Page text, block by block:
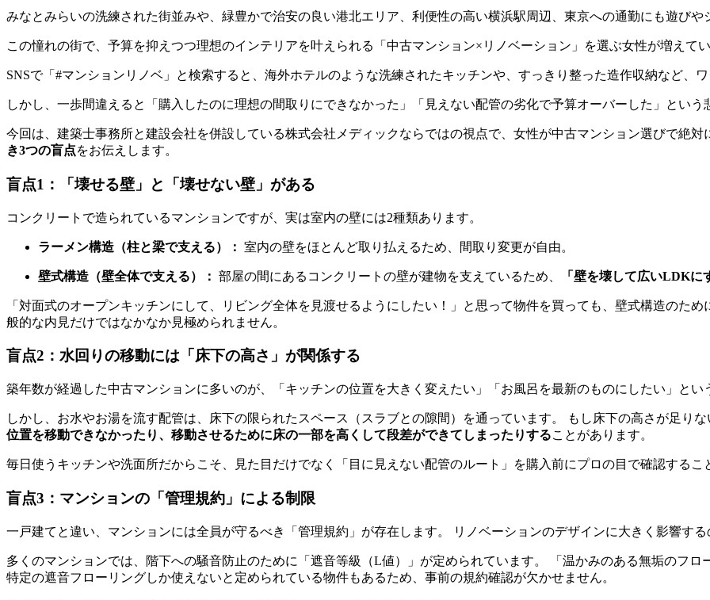
みなとみらいの洗練された街並みや、緑豊かで治安の良い港北エリア、利便性の高い横浜駅周辺、東京への通勤にも遊び
この憧れの街で、予算を抑えつつ理想のインテリアを叶えられる「中古マンション×リノベーション」を選ぶ女性が増えて
SNSで「#マンションリノベ」と検索すると、海外ホテルのような洗練されたキッチンや、すっきり整った造作収納など、
しかし、一歩間違えると「購入したのに理想の間取りにできなかった」「見えない配管の劣化で予算オーバーした」とい
今回は、建築士事務所と建設会社を併設している株式会社メディックならではの視点で、女性が中古マンション選びで絶対
き3つの盲点をお伝えします。
盲点1：「壊せる壁」と「壊せない壁」がある
コンクリートで造られているマンションですが、実は室内の壁には2種類あります。
ラーメン構造（柱と梁で支える）： 室内の壁をほとんど取り払えるため、間取り変更が自由。
壁式構造（壁全体で支える）： 部屋の間にあるコンクリートの壁が建物を支えているため、 「壁を壊して広いLDKに
「対面式のオープンキッチンにして、リビング全体を見渡せるようにしたい！」と思って物件を買っても、壁式構造のた
般的な内見だけではなかなか見極められません。
盲点2：水回りの移動には「床下の高さ」が関係する
築年数が経過した中古マンションに多いのが、「キッチンの位置を大きく変えたい」「お風呂を最新のものにしたい」とい
しかし、お水やお湯を流す配管は、床下の限られたスペース（スラブとの隙間）を通っています。 もし床下の高さが足り
位置を移動できなかったり、移動させるために床の一部を高くして段差ができてしまったりすることがあります。
毎日使うキッチンや洗面所だからこそ、見た目だけでなく「目に見えない配管のルート」を購入前にプロの目で確認するこ
盲点3：マンションの「管理規約」による制限
一戸建てと違い、マンションには全員が守るべき「管理規約」が存在します。 リノベーションのデザインに大きく影響す
多くのマンションでは、階下への騒音防止のために「遮音等級（L値）」が定められています。 「温かみのある無垢のフ
特定の遮音フローリングしか使えないと定められている物件もあるため、事前の規約確認が欠かせません。